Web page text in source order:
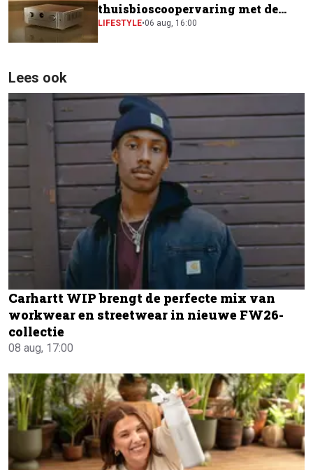
thuisbioscoopervaring met de
CINEMA Series 2
LIFESTYLE•06 aug, 16:00
Lees ook
Carhartt WIP brengt de perfecte mix van
workwear en streetwear in nieuwe FW26-
collectie
08 aug, 17:00